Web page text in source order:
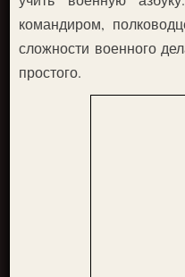
командиром,
сложности военного
простого.